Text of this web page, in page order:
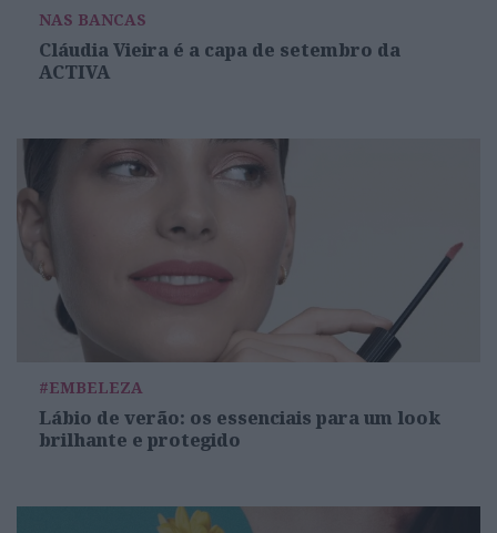
NAS BANCAS
Cláudia Vieira é a capa de setembro da
ACTIVA
#EMBELEZA
Lábio de verão: os essenciais para um look
brilhante e protegido